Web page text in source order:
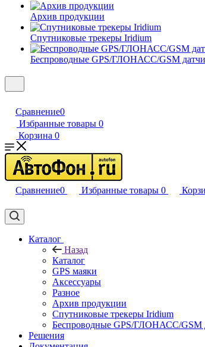
Архив продукции
Спутниковые трекеры Iridium
Беспроводные GPS/ГЛОНАСС/GSM
Сравнение0
Избранные товары 0
Корзина 0
Сравнение0 Избранные товары 0
Каталог
Назад
Каталог
GPS маяки
Аксессуары
Разное
Архив продукции
Спутниковые трекеры Iridium
Беспроводные GPS/ГЛОНАСС/GSM
Решения